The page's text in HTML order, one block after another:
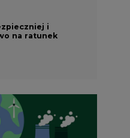
i
na ratunek